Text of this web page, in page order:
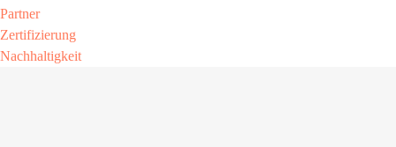
Partner​
Zertifizierung​
Nachhaltigkeit​